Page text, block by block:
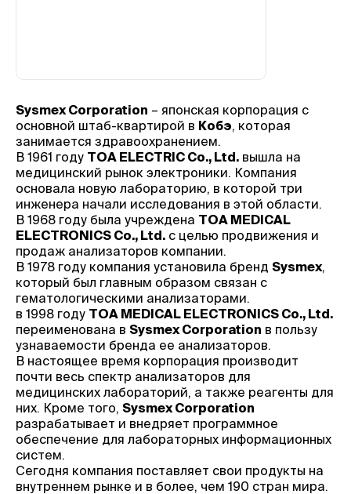
Sysmex Corporation – японская корпорация с
основной штаб-квартирой в Кобэ, которая
занимается здравоохранением.
В 1961 году TOA ELECTRIC Co., Ltd. вышла на
медицинский рынок электроники. Компания
основала новую лабораторию, в которой три
инженера начали исследования в этой области.
В 1968 году была учреждена TOA MEDICAL
ELECTRONICS Co., Ltd. с целью продвижения и
продаж анализаторов компании.
В 1978 году компания установила бренд Sysmex,
который был главным образом связан с
гематологическими анализаторами.
в 1998 году TOA MEDICAL ELECTRONICS Co., Ltd.
переименована в Sysmex Corporation в пользу
узнаваемости бренда ее анализаторов.
В настоящее время корпорация производит
почти весь спектр анализаторов для
медицинских лабораторий, а также реагенты для
них. Кроме того, Sysmex Corporation
разрабатывает и внедряет программное
обеспечение для лабораторных информационных
систем.
Сегодня компания поставляет свои продукты на
внутреннем рынке и в более, чем 190 стран мира.